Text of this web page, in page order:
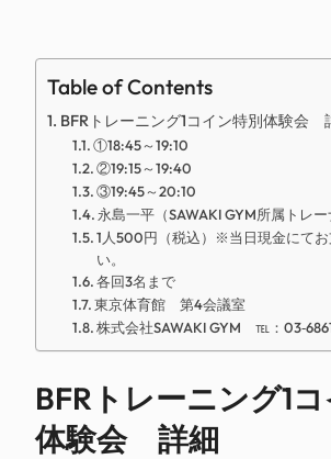
Table of Contents
BFRトレーニング1コイン特別体験会
①18:45～19:10
②19:15～19:40
③19:45～20:10
永島一平（SAWAKI GYM所属トレー
1人500円（税込）※当日現金にてお
い。
各回3名まで
東京体育館 第4会議室
株式会社SAWAKI GYM ℡：
BFRトレーニング1
体験会 詳細